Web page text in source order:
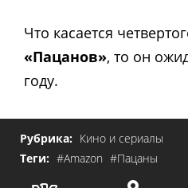
Что касается
«Пацанов», то он
году.
Рубрика: Кино и сериалы
Теги: #Amazon #Пацаны